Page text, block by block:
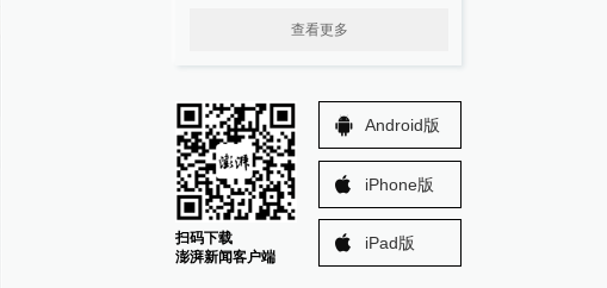
查看更多
扫码下载
澎湃新闻客户端
Android版
iPhone版
iPad版